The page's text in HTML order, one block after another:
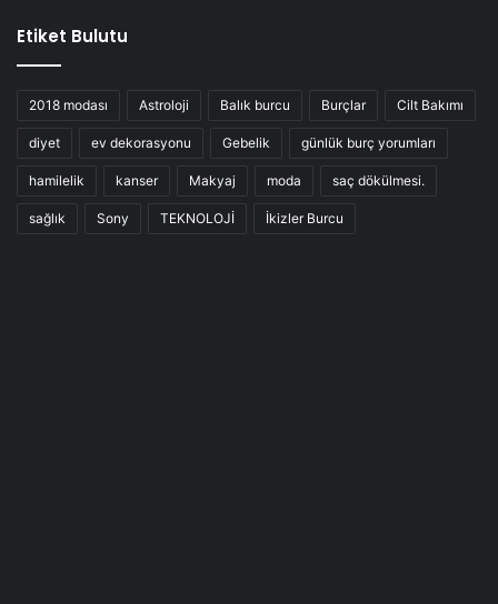
Etiket Bulutu
2018 modası Astroloji Balık burcu Burçlar Cilt Bakımı
diyet ev dekorasyonu Gebelik günlük burç yorumları
hamilelik kanser Makyaj moda saç dökülmesi.
sağlık Sony TEKNOLOJİ İkizler Burcu